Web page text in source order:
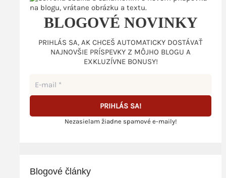
BLOGOVÉ NOVINKY
PRIHLÁS SA, AK CHCEŠ AUTOMATICKY DOSTÁVAŤ
NAJNOVŠIE PRÍSPEVKY Z MÔJHO BLOGU A
EXKLUZÍVNE BONUSY!
Nezasielam žiadne spamové e-maily!
Blogové články